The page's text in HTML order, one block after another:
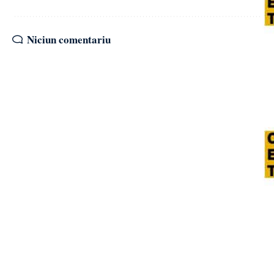
Niciun comentariu